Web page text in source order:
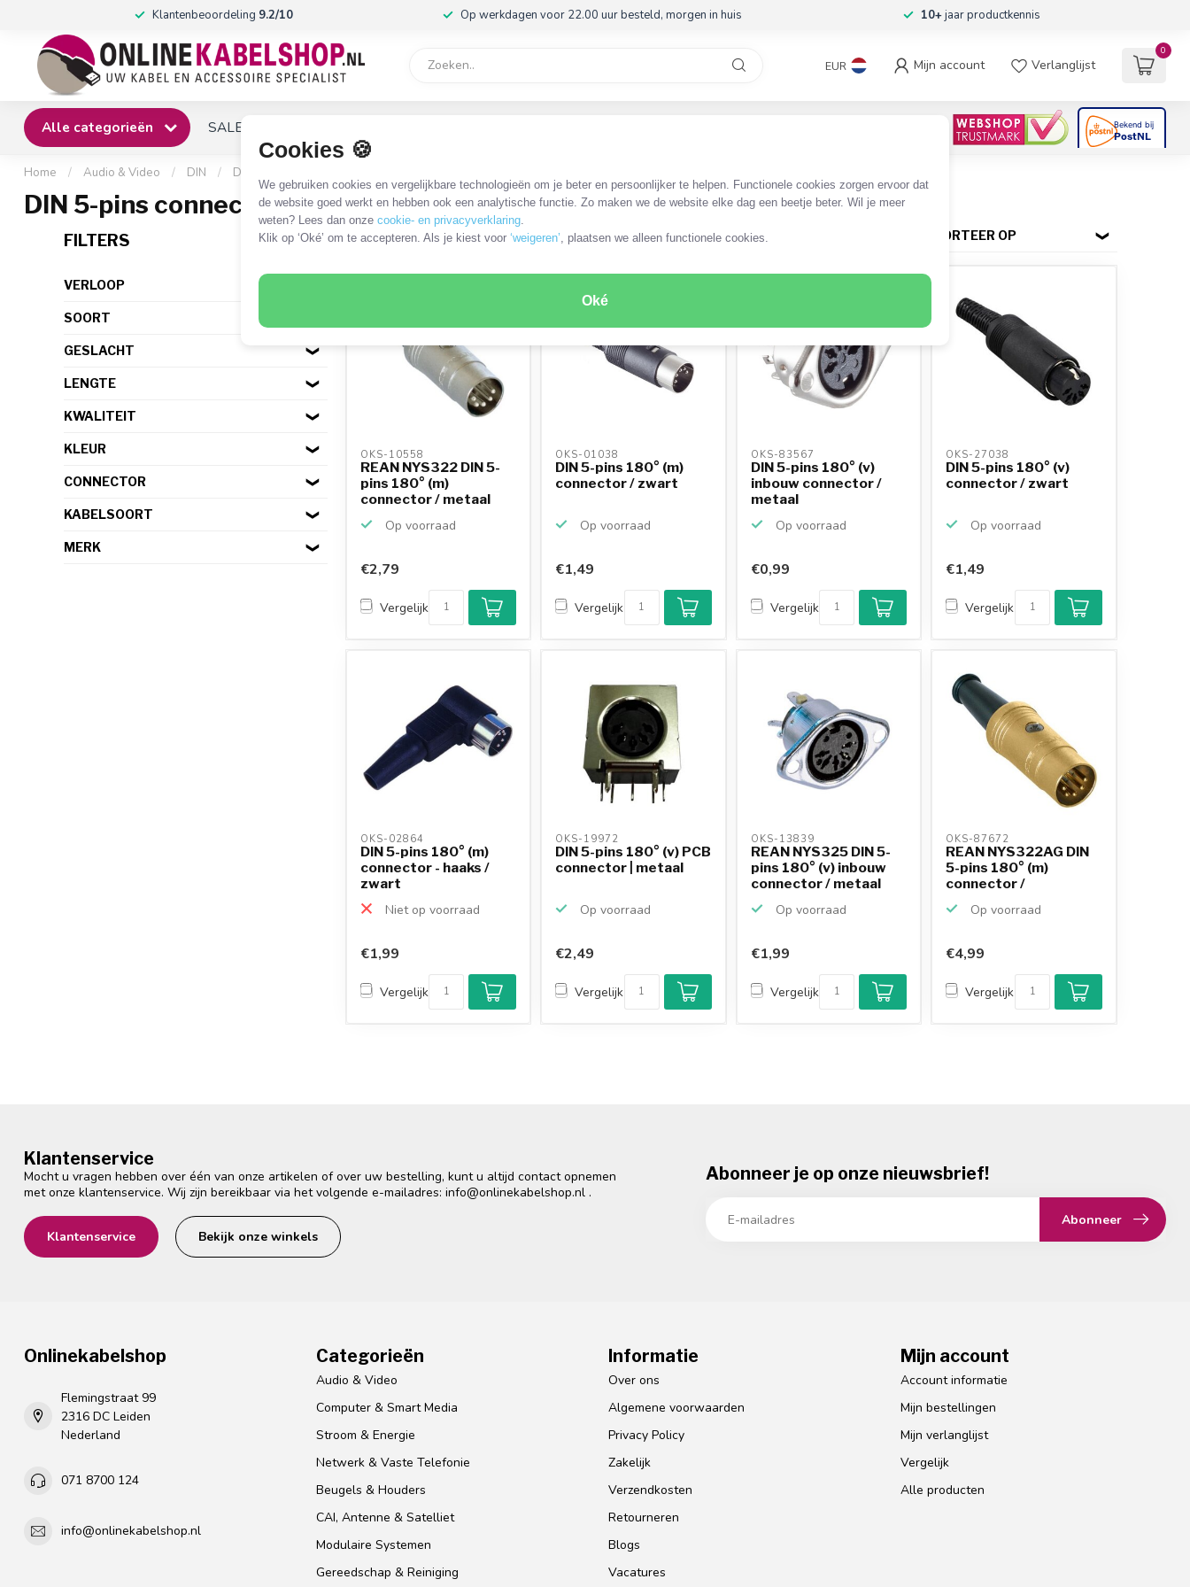
Cookies 🍪
We gebruiken cookies en vergelijkbare technologieën om je beter en persoonlijker te helpen. Functionele cookies zorgen ervoor dat
de website goed werkt en hebben ook een analytische functie. Zo maken we de website elke dag een beetje beter. Wil je meer
weten? Lees dan onze cookie- en privacyverklaring.
Klik op ‘Oké’ om te accepteren. Als je kiest voor ‘weigeren’, plaatsen we alleen functionele cookies.
Oké
Klantenbeoordeling 9.2/10 Op werkdagen voor 22.00 uur besteld, morgen in huis 10+jaar productkennis
EUR Mijn account Verlanglijst
0
Alle categorieën SALE
Home / Audio & Video / DIN / DIN 5-pins (MIDI) / DIN 180°
DIN 5-pins connectoren
FILTERS
VERLOOP
SOORT
GESLACHT
LENGTE
KWALITEIT
KLEUR
CONNECTOR
KABELSOORT
MERK
8 PRODUCTEN SORTEER OP
OKS-10558
REAN NYS322 DIN 5-
pins 180° (m)
connector / metaal
Op voorraad
€2,79
Vergelijk
OKS-01038
DIN 5-pins 180° (m)
connector / zwart
Op voorraad
€1,49
Vergelijk
OKS-83567
DIN 5-pins 180° (v)
inbouw connector /
metaal
Op voorraad
€0,99
Vergelijk
OKS-27038
DIN 5-pins 180° (v)
connector / zwart
Op voorraad
€1,49
Vergelijk
OKS-02864
DIN 5-pins 180° (m)
connector - haaks /
zwart
Niet op voorraad
€1,99
Vergelijk
OKS-19972
DIN 5-pins 180° (v) PCB
connector | metaal
Op voorraad
€2,49
Vergelijk
OKS-13839
REAN NYS325 DIN 5-
pins 180° (v) inbouw
connector / metaal
Op voorraad
€1,99
Vergelijk
OKS-87672
REAN NYS322AG DIN
5-pins 180° (m)
connector /
Op voorraad
€4,99
Vergelijk
Klantenservice
Mocht u vragen hebben over één van onze artikelen of over uw bestelling, kunt u altijd contact opnemen
met onze klantenservice. Wij zijn bereikbaar via het volgende e-mailadres: info@onlinekabelshop.nl .
Klantenservice Bekijk onze winkels
Abonneer je op onze nieuwsbrief!
Abonneer
Onlinekabelshop
Flemingstraat 99
2316 DC Leiden
Nederland
071 8700 124
info@onlinekabelshop.nl
Categorieën
Audio & Video
Computer & Smart Media
Stroom & Energie
Netwerk & Vaste Telefonie
Beugels & Houders
CAI, Antenne & Satelliet
Modulaire Systemen
Gereedschap & Reiniging
Informatie
Over ons
Algemene voorwaarden
Privacy Policy
Zakelijk
Verzendkosten
Retourneren
Blogs
Vacatures
Mijn account
Account informatie
Mijn bestellingen
Mijn verlanglijst
Vergelijk
Alle producten